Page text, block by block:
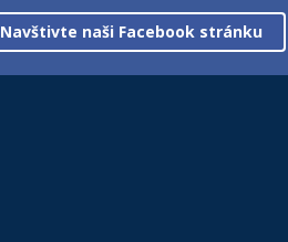
Navštivte naši Facebook stránku